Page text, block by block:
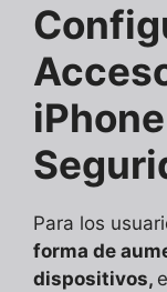
Para los
forma de
dispositivos,